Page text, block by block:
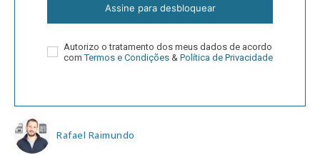
Assine para desbloquear
Autorizo o tratamento dos meus dados de acordo
comTermos e Condições & Política de Privacidade
Rafael Raimundo